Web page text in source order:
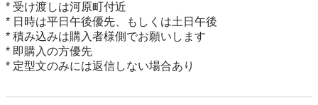
* 受け渡しは河原町付近
* 日時は平日午後優先、もしくは土日午後
* 積み込みは購入者様側でお願いします
* 即購入の方優先
* 定型文のみには返信しない場合あり